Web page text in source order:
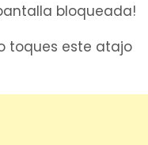
bloqueada!
toques este atajo